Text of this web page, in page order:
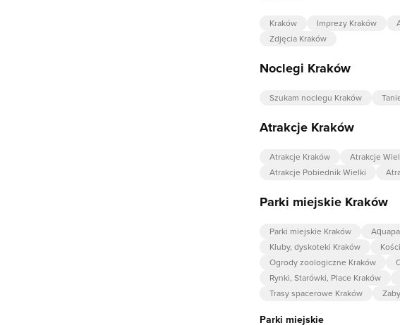
Kraków Imprezy Kraków
Zdjęcia Kraków
Noclegi Kraków
Szukam noclegu Kraków
Atrakcje Kraków
Atrakcje Kraków Atrakcje
Atrakcje Pobiednik Wielki
Parki miejskie Kraków
Parki miejskie Kraków
Kluby, dyskoteki Kraków
Ogrody zoologiczne Kraków
Rynki, Starówki, Place Kraków
Trasy spacerowe Kraków
Parki miejskie